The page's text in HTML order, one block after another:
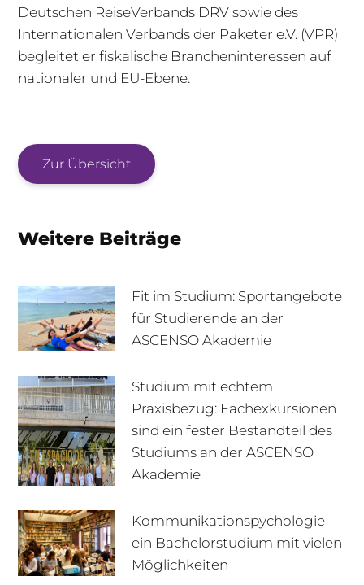
+49 170 222 77 66 Infotage
Deutschen ReiseVerbands DRV sowie des
Internationalen Verbands der Paketer e.V. (VPR)
begleitet er fiskalische Brancheninteressen auf
nationaler und EU-Ebene.
Zur Übersicht
Weitere Beiträge
Fit im Studium: Sportangebote
für Studierende an der
ASCENSO Akademie
Studium mit echtem
Praxisbezug: Fachexkursionen
sind ein fester Bestandteil des
Studiums an der ASCENSO
Akademie
Kommunikationspychologie -
ein Bachelorstudium mit vielen
Möglichkeiten